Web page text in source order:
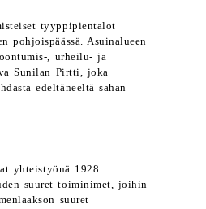
tyyppipientalot
pohjoispäässä. Asuinalueen
, urheilu- ja
Sunilan Pirtti, joka
edeltäneeltä sahan
yhteistyönä 1928
suuret toiminimet, joihin
suuret